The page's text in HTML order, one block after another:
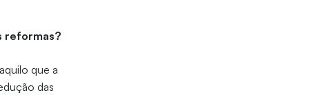
reformas?
que a
das